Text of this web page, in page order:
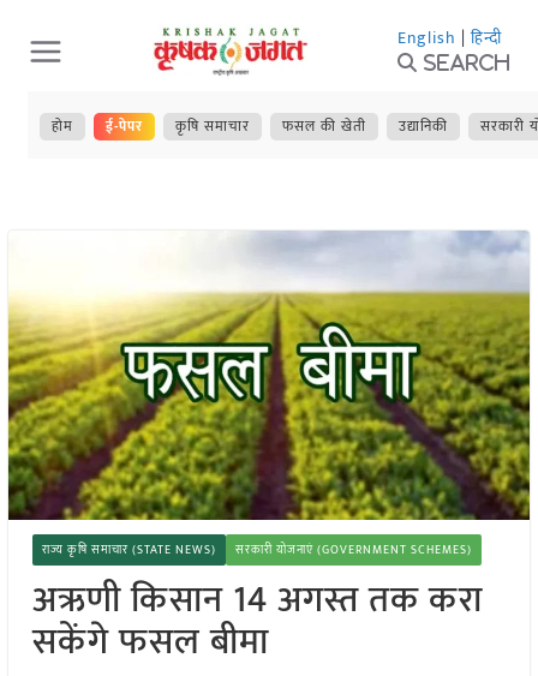
Skip
to
content
English | हिन्दी
Search
होम ई-पेपर कृषि समाचार फसल की खेती उद्यानिकी सरकारी
राज्य कृषि समाचार (STATE NEWS) सरकारी योजनाएं (GOVERNMENT SCHEMES)
अऋणी किसान 14 अगस्त तक करा
सकेंगे फसल बीमा